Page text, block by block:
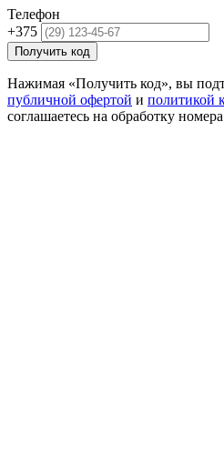
Телефон
+375
Получить код
Нажимая «Получить код», вы
публичной офертой и политикой
соглашаетесь на обработку